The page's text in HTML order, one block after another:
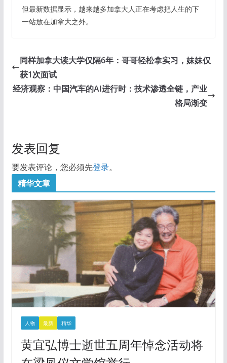
但最新数据显示，越来越多加拿大人正在考虑把人生的下
一站放在加拿大之外。
同样加拿大读大学仅隔6年：哥哥轻松拿实习，妹妹仅
获1次面试
经济观察：中国汽车的AI进行时：技术渗透全链，产业
格局渐变
发表回复
要发表评论，您必须先登录。
精华文章
人物 最新 精华
黄宜弘博士逝世五周年悼念活动将